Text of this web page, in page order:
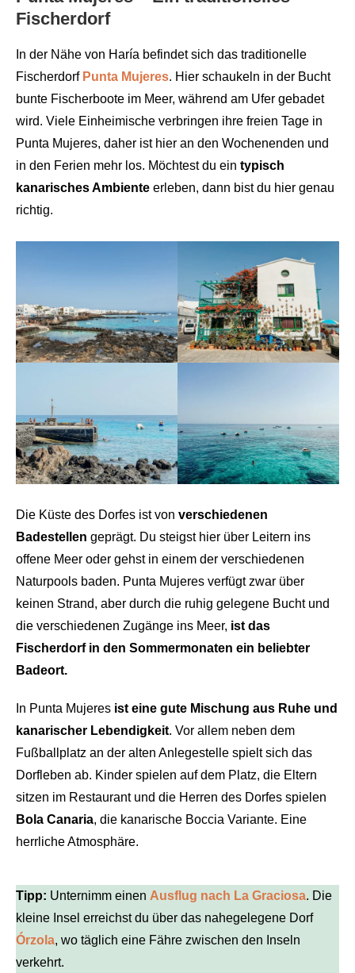
Fischerdorf
In der Nähe von Haría befindet sich das traditionelle
Fischerdorf Punta Mujeres. Hier schaukeln in der Bucht
bunte Fischerboote im Meer, während am Ufer gebadet
wird. Viele Einheimische verbringen ihre freien Tage in
Punta Mujeres, daher ist hier an den Wochenenden und
in den Ferien mehr los. Möchtest du ein typisch
kanarisches Ambiente erleben, dann bist du hier genau
richtig.
Die Küste des Dorfes ist von verschiedenen
Badestellen geprägt. Du steigst hier über Leitern ins
offene Meer oder gehst in einem der verschiedenen
Naturpools baden. Punta Mujeres verfügt zwar über
keinen Strand, aber durch die ruhig gelegene Bucht und
die verschiedenen Zugänge ins Meer, ist das
Fischerdorf in den Sommermonaten ein beliebter
Badeort.
In Punta Mujeres ist eine gute Mischung aus Ruhe und
kanarischer Lebendigkeit. Vor allem neben dem
Fußballplatz an der alten Anlegestelle spielt sich das
Dorfleben ab. Kinder spielen auf dem Platz, die Eltern
sitzen im Restaurant und die Herren des Dorfes spielen
Bola Canaria, die kanarische Boccia Variante. Eine
herrliche Atmosphäre.
Tipp: Unternimm einen Ausflug nach La Graciosa. Die
kleine Insel erreichst du über das nahegelegene Dorf
Órzola, wo täglich eine Fähre zwischen den Inseln
verkehrt.